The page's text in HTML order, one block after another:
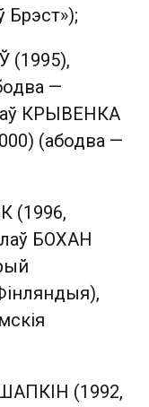
Брэст»);
(1995),
—
КРЫВЕНКА
(абодва —
(1996,
БОХАН
(1992,